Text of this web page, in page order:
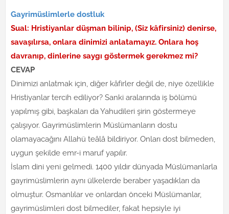
Gayrimüslimlerle dostluk
Sual: Hristiyanlar düşman bilinip, (Siz kâfirsiniz) denirse,
savaşılırsa, onlara dinimizi anlatamayız. Onlara hoş
davranıp, dinlerine saygı göstermek gerekmez mi?
CEVAP
Dinimizi anlatmak için, diğer kâfirler değil de, niye özellikle
Hristiyanlar tercih ediliyor? Sanki aralarında iş bölümü
yapılmış gibi, başkaları da Yahudileri şirin göstermeye
çalışıyor. Gayrimüslimlerin Müslümanların dostu
olamayacağını Allahü teâlâ bildiriyor. Onları dost bilmeden,
uygun şekilde emr-i maruf yapılır.
İslam dini yeni gelmedi. 1400 yıldır dünyada Müslümanlarla
gayrimüslimlerin aynı ülkelerde beraber yaşadıkları da
olmuştur. Osmanlılar ve onlardan önceki Müslümanlar,
gayrimüslimleri dost bilmediler, fakat hepsiyle iyi